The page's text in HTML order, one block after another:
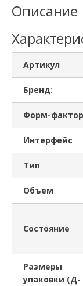
Описание
Артикул
Бренд:
Форм-фактор
Интерфейс
Тип
Объем
Состояние
Размеры
упаковки (Д-